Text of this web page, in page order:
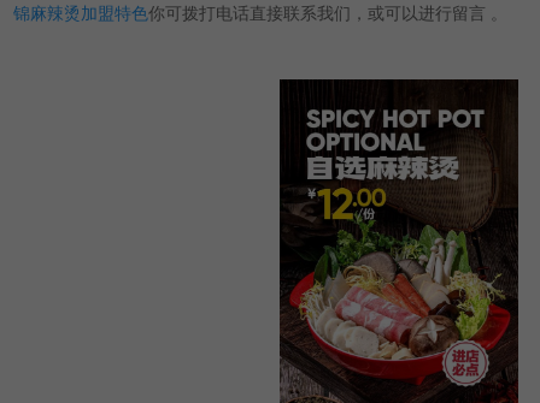
锦麻辣烫加盟特色你可拨打电话直接联系我们，或可以进行留言 。